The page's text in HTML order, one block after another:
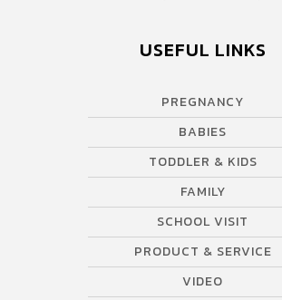
USEFUL LINKS
PREGNANCY
BABIES
TODDLER & KIDS
FAMILY
SCHOOL VISIT
PRODUCT & SERVICE
VIDEO